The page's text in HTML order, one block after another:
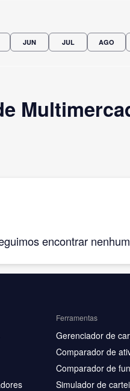
JUN JUL AGO
encontrar
Ferramentas
Gerenciador de
Comparador de
Comparador de
Simulador de